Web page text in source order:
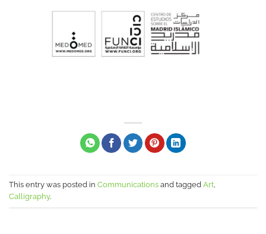
This entry was posted in Communications and tagged Art,
Calligraphy.